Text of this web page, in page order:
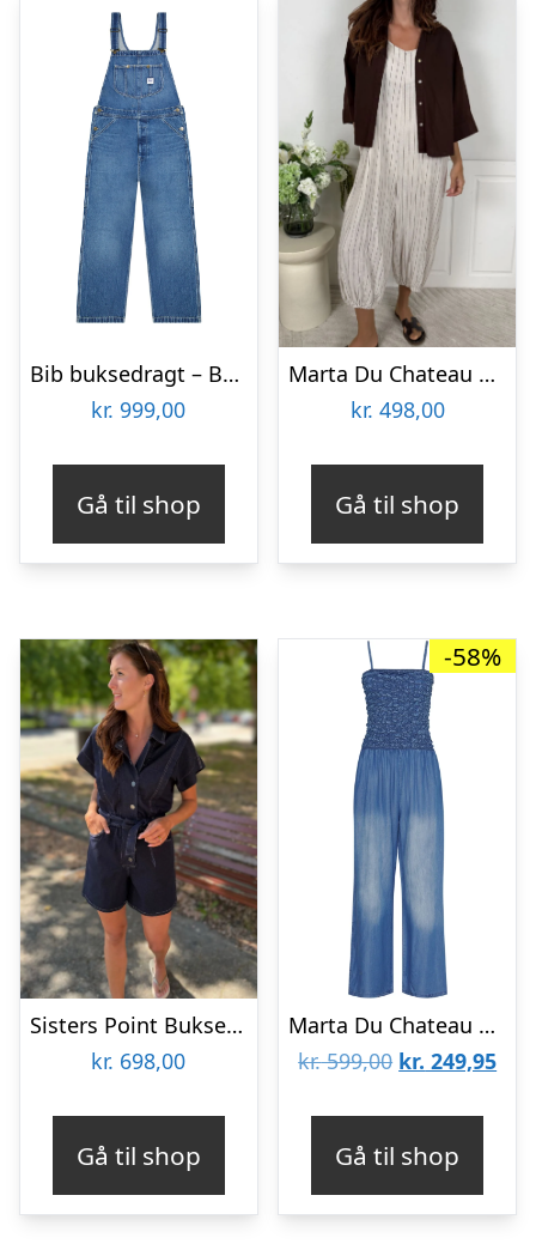
Bib buksedragt – Bash Indigo
kr. 999,00
Gå til shop
Marta Du Chateau Buksedragt – Tarelle – Sabbia Stripe
kr. 498,00
Gå til shop
Sisters Point Buksedragt – FEBA-PL – Unwashed
kr. 698,00
Gå til shop
-58%
Marta Du Chateau dame jumpsuit MdcSaga – MediumBlue
kr.599,00 Den
var:
kr. 599,00.
kr. 249,95Den
kr.
Gå til shop